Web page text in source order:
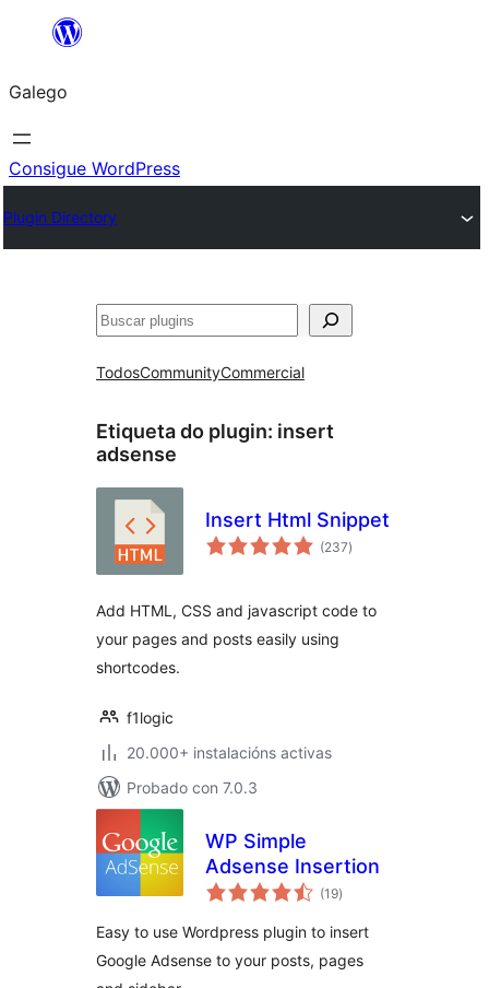
Saltar
contido
Galego
Consigue WordPress
Plugin Directory
Buscar
TodosCommunityCommercial
Etiqueta do plugin: insert
adsense
Insert Html Snippet
(237valoracións
totais
)
Add HTML, CSS and javascript code to
your pages and posts easily using
shortcodes.
f1logic
20.000+ instalacións activas
Probado con 7.0.3
WP Simple
Adsense Insertion
(19valoracións
totais
)
Easy to use Wordpress plugin to insert
Google Adsense to your posts, pages